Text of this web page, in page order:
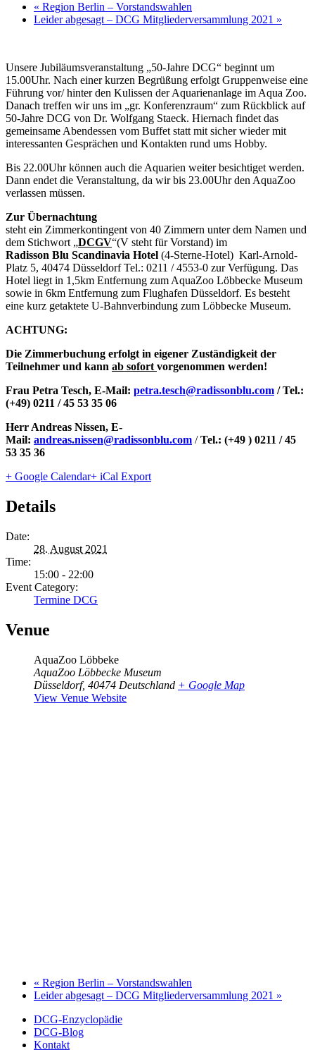
« Region Berlin – Vorstandswahlen
Leider abgesagt – DCG Mitgliederversammlung 2021 »
Unsere Jubiläumsveranstaltung „50-Jahre DCG“ beginnt um
15.00Uhr. Nach einer kurzen Begrüßung erfolgt Gruppenweise eine
Führung vor/ hinter den Kulissen der Aquarienanlage im Aqua Zoo.
Danach treffen wir uns im „gr. Konferenzraum“ zum Rückblick auf
50-Jahre DCG von Dr. Wolfgang Staeck. Hiernach findet das
gemeinsame Abendessen vom Buffet statt mit sicher wieder mit
interessanten Gesprächen und Kontakten rund ums Hobby.
Bis 22.00Uhr können auch die Aquarien weiter besichtiget werden.
Dann endet die Veranstaltung, da wir bis 23.00Uhr den AquaZoo
verlassen müssen.
Zur Übernachtung
steht ein Zimmerkontingent von 40 Zimmern unter dem Namen und
dem Stichwort „DCGV“(V steht für Vorstand) im
Radisson Blu Scandinavia Hotel (4-Sterne-Hotel) Karl-Arnold-
Platz 5, 40474 Düsseldorf Tel.: 0211 / 4553-0 zur Verfügung. Das
Hotel liegt in 1,5km Entfernung zum AquaZoo Löbbecke Museum
sowie in 6km Entfernung zum Flughafen Düsseldorf. Es besteht
eine kurz getaktete U-Bahnverbindung zum Löbbecke Museum.
ACHTUNG:
Die Zimmerbuchung erfolgt in eigener Zuständigkeit der
Teilnehmer und kann ab sofort vorgenommen werden!
Frau Petra Tesch, E-Mail: petra.tesch@radissonblu.com / Tel.:
(+49) 0211 / 45 53 35 06
Herr Andreas Nissen, E-
Mail: andreas.nissen@radissonblu.com /Tel.: (+49 ) 0211 / 45
53 35 36
+ Google Calendar+ iCal Export
Details
Date:
28. August 2021
Time:
15:00 - 22:00
Event Category:
Termine DCG
Venue
AquaZoo Löbbeke
AquaZoo Löbbecke Museum
Düsseldorf, 40474 Deutschland + Google Map
View Venue Website
« Region Berlin – Vorstandswahlen
Leider abgesagt – DCG Mitgliederversammlung 2021 »
DCG-Enzyclopädie
DCG-Blog
Kontakt